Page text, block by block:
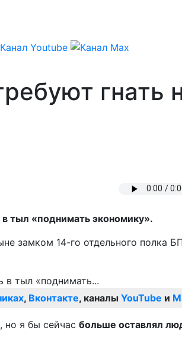
гнать
тыл «поднимать экономику».
замком 14-го отдельного полка
, Вконтакте, каналы YouTube и
но я бы сейчас больше оставлял